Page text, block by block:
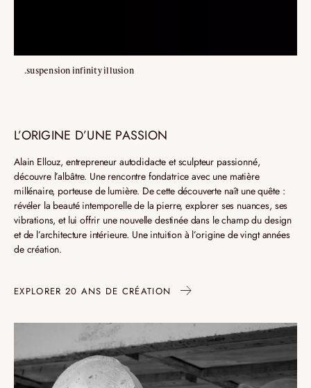
.suspension infinity illusion
L’ORIGINE D’UNE PASSION
Alain Ellouz, entrepreneur autodidacte et sculpteur passionné,
découvre l’albâtre. Une rencontre fondatrice avec une matière
millénaire, porteuse de lumière. De cette découverte naît une quête :
révéler la beauté intemporelle de la pierre, explorer ses nuances, ses
vibrations, et lui offrir une nouvelle destinée dans le champ du design
et de l’architecture intérieure. Une intuition à l’origine de vingt années
de création.
EXPLORER 20 ANS DE CRÉATION